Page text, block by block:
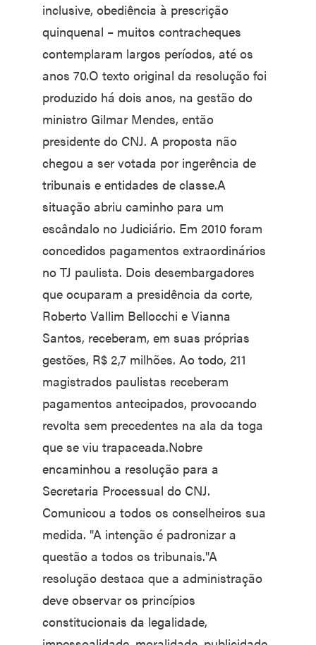
inclusive, obediência à prescrição
quinquenal – muitos contracheques
contemplaram largos períodos, até os
anos 70.O texto original da resolução foi
produzido há dois anos, na gestão do
ministro Gilmar Mendes, então
presidente do CNJ. A proposta não
chegou a ser votada por ingerência de
tribunais e entidades de classe.A
situação abriu caminho para um
escândalo no Judiciário. Em 2010 foram
concedidos pagamentos extraordinários
no TJ paulista. Dois desembargadores
que ocuparam a presidência da corte,
Roberto Vallim Bellocchi e Vianna
Santos, receberam, em suas próprias
gestões, R$ 2,7 milhões. Ao todo, 211
magistrados paulistas receberam
pagamentos antecipados, provocando
revolta sem precedentes na ala da toga
que se viu trapaceada.Nobre
encaminhou a resolução para a
Secretaria Processual do CNJ.
Comunicou a todos os conselheiros sua
medida. "A intenção é padronizar a
questão a todos os tribunais."A
resolução destaca que a administração
deve observar os princípios
constitucionais da legalidade,